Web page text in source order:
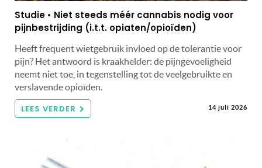
Studie • Niet steeds méér cannabis nodig voor
pijnbestrijding (i.t.t. opiaten/opioïden)
Heeft frequent wietgebruik invloed op de tolerantie voor
pijn? Het antwoord is kraakhelder: de pijngevoeligheid
neemt niet toe, in tegenstelling tot de veelgebruikte en
verslavende opioïden.
LEES VERDER 14 juli 2026